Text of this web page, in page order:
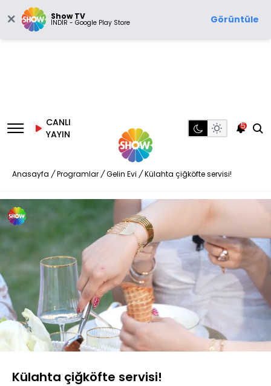
Show TV
İNDİR - Google Play Store Görüntüle
CANLI
YAYIN
5
Anasayfa / Programlar / Gelin Evi / Külahta çiğköfte servisi!
Sesi
Aç
Yüklendi:
21.14%
Oynatma
Hızı
Külahta çiğköfte servisi!